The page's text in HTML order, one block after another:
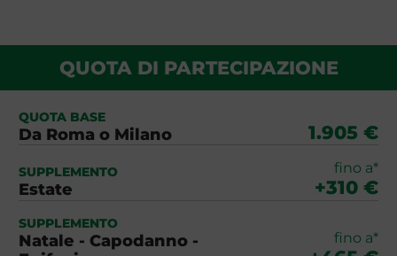
QUOTA DI PARTECIPAZIONE
QUOTA BASE
Da Roma o Milano 1.905 €
SUPPLEMENTO
Estate
fino a*
+310 €
SUPPLEMENTO
Natale - Capodanno -
fino a*